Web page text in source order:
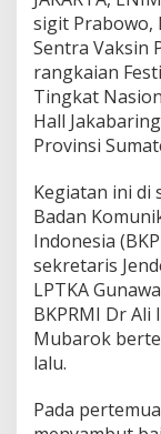
sigit Prabowo,
Sentra Vaksin
rangkaian
Tingkat
Hall
Provinsi
Kegiatan ini di
Badan
Indonesia
sekretaris
LPTKA
BKPRMI Dr
Mubarok
lalu.
Pada